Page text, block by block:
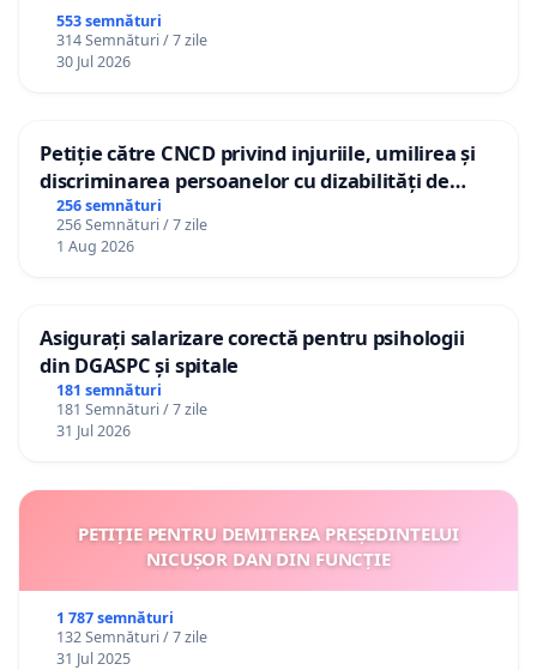
553 semnături
314 Semnături / 7 zile
30 Jul 2026
Petiție către CNCD privind injuriile, umilirea și
discriminarea persoanelor cu dizabilități de
către utilizatorul TikTok „Gorici”
256 semnături
256 Semnături / 7 zile
1 Aug 2026
Asigurați salarizare corectă pentru psihologii
din DGASPC și spitale
181 semnături
181 Semnături / 7 zile
31 Jul 2026
PETIȚIE PENTRU DEMITEREA PREȘEDINTELUI
NICUȘOR DAN DIN FUNCȚIE
1 787 semnături
132 Semnături / 7 zile
31 Jul 2025